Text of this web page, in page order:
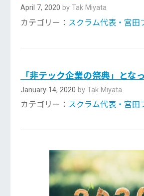
April 7, 2020 by Tak Miyata
カテゴリー： スクラム代表・宮田
「非テック企業の祭典」とな
January 14, 2020 by Tak Miyata
カテゴリー： スクラム代表・宮田